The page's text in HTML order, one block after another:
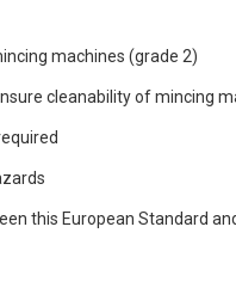
machines (grade 2)
cleanability of mincing
this European Standard